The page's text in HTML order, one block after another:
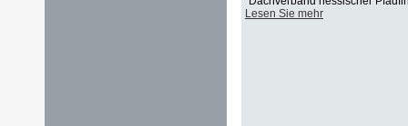
Lesen Sie mehr